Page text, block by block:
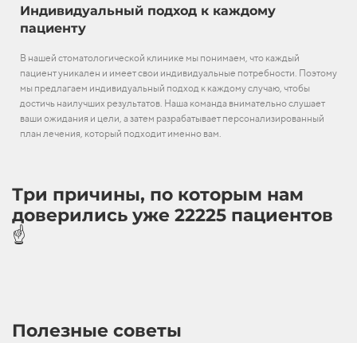
Индивидуальный подход к каждому
пациенту
В нашей стоматологической клинике мы понимаем, что каждый
пациент уникален и имеет свои индивидуальные потребности. Поэтому
мы предлагаем индивидуальный подход к каждому случаю, чтобы
достичь наилучших результатов. Наша команда внимательно слушает
ваши ожидания и цели, а затем разрабатывает персонализированный
план лечения, который подходит именно вам.
Три причины, по которым нам
доверились уже 22225 пациентов
☝️
Полезные советы